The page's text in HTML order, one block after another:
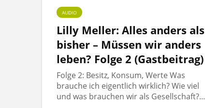
AUDIO
Lilly Meller: Alles anders als
bisher – Müssen wir anders
leben? Folge 2 (Gastbeitrag)
Folge 2: Besitz, Konsum, Werte Was
brauche ich eigentlich wirklich? Wie viel
und was brauchen wir als Gesellschaft?...